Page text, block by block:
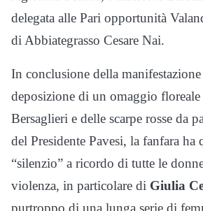
delegata alle Pari opportunità
di Abbiategrasso Cesare Nai.
In conclusione della manifestazione
deposizione di un omaggio floreale
Bersaglieri e delle scarpe rosse da
del Presidente Pavesi, la fanfara
“silenzio” a ricordo di tutte le
violenza, in particolare di Giulia
purtroppo di una lunga serie di